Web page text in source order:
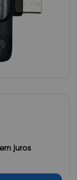
juros